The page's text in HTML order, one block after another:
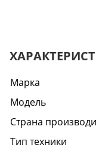
Марка
Модель
Страна
Тип техники